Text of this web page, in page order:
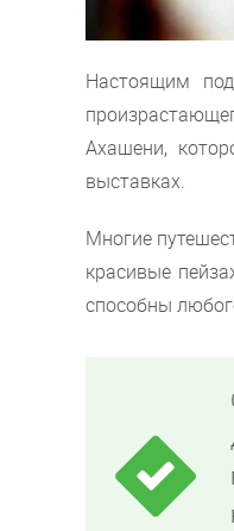
Настоящим
Ахашени,
выставках.
Многие
красивые
способны